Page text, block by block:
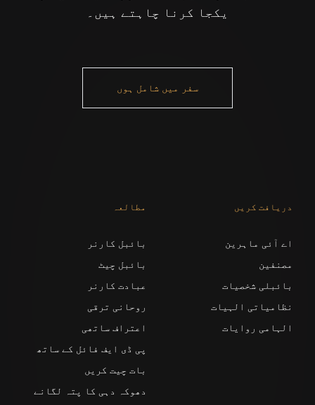
یکجا کرنا چاہتے ہیں۔
سفر میں شامل ہوں
دریافت کریں
اے آئی ماہرین
مصنفین
بائبلی شخصیات
نظامیاتی الہیات
الہامی روایات
مطالعہ
بائبل کارنر
بائبل چیٹ
عبادت کارنر
روحانی ترقی
اعتراف ساتھی
پی ڈی ایف فائل کے ساتھ
بات چیت کریں
دھوکہ دہی کا پتہ لگانے